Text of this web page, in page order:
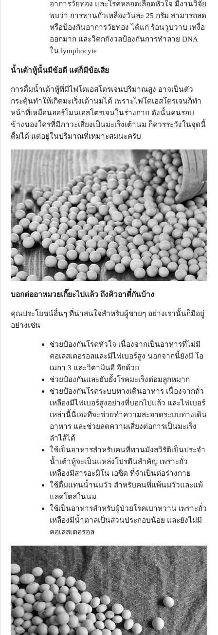
อาการวัยทอง และโรคหลอดเลือดหัวใจ มีงานวิจัย
พบว่า การทานถั่วเหลืองวันละ 25 กรัม สามารถลด
หรือป้องกันอาการวัยทอง ได้แก่ ร้อนวูบวาบ เหงื่อ
ออกมาก และวิตกกังวลป้องกันการทำลาย DNA
ใน lymphocyte
น้ำเต้าหู้นั้นมีข้อดี แต่ก็มีข้อเสีย
การดื่มน้ำเต้าหู้ที่มีไฟโตเอสโตรเจนปริมาณสูง อาจเป็นตัว
กระตุ้นทำให้เกิดมะเร็งเต้านมได้ เพราะไฟโตเอสโตรเจนก็ทำ
หน้าที่เหมือนฮอร์โมนเอสโตรเจนในร่างกาย ดังนั้นคนรอบ
ข้างของใครที่มีภาวะเสี่ยงเป็นมะเร็งเต้านม ก็ควรระวังในจุดนี้
ดื่มได้ แต่อยู่ในปริมาณที่เหมาะสมนะครับ
บอกต่ออาหมวยเกี๊ยะไปแล้ว ถึงคิวอาตี๋กันบ้าง
คุณประโยชน์อื่นๆ ที่น่าสนใจสำหรับผู้ชายๆ อย่างเรานั้นก็มีอยู่
อย่างเช่น
ช่วยป้องกันโรคหัวใจ เนื่องจากเป็นอาหารที่ไม่มี
คอเลสเตอรอลและมีไฟเบอร์สูง นอกจากนี้ยังมี โอ
เมกา 3 และวิตามินอี อีกด้วย
ช่วยป้องกันและยับยั้งโรคมะเร็งต่อมลูกหมาก
ช่วยป้องกันโรคระบบทางเดินอาหาร เนื่องจากถั่ว
เหลืองมีไฟเบอร์สูงอย่างที่บอกไปแล้ว และไฟเบอร์
เหล่านี้นี่เองที่จะช่วยทำความสะอาดระบบทางเดิน
อาหาร และช่วยลดความเสี่ยงต่อการเป็นมะเร็ง
ลำไส้ได้
ใช้เป็นอาหารสำหรับคนที่ทานมังสวิรัติเป็นประจำ
น้ำเต้าหู้จะเป็นแหล่งโปรตีนสำคัญ เพราะถั่ว
เหลืองมีสารอะมิโน เอซิด ที่จำเป็นต่อร่างกาย
ใช้ดื่มแทนน้ำนมวัว สำหรับคนที่แพ้นมวัวและแพ้
แลคโตสในนม
ใช้เป็นอาหารสำหรับผู้ป่วยโรคเบาหวาน เพราะถั่ว
เหลืองมีน้ำตาลเป็นส่วนประกอบน้อย และยังไม่มี
คอเลสเตอรอล